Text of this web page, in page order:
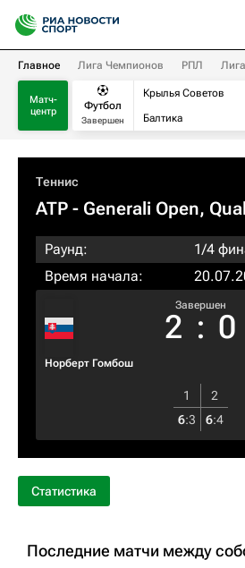
Главное Лига Чемпионов РПЛ
Матч-
центр
Футбол
Завершен
Крылья Советов
Балтика
Теннис
ATP - Generali Open,
Раунд:
1/4
Время начала:
Норберт Гомбош
Завершен
2 : 0
1
2
6:3 6:4
Статистика
Последние матчи между